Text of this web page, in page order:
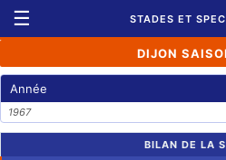
☰ STADES ET
DIJON
Année
1967
BILAN DE LA